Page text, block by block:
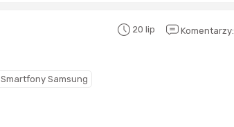
20 lip Komentarzy:
Smartfony Samsung